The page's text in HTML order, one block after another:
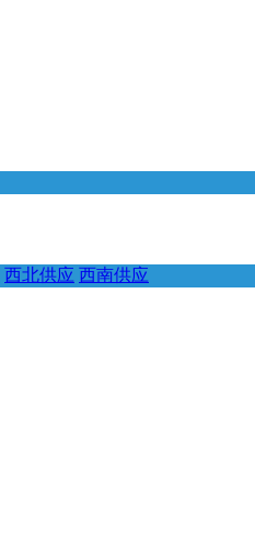
西北供应 西南供应